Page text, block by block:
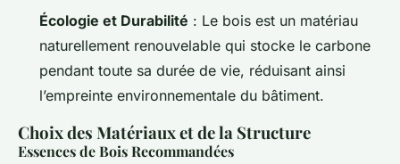
Écologie et Durabilité : Le bois est un matériau
naturellement renouvelable qui stocke le carbone
pendant toute sa durée de vie, réduisant ainsi
l’empreinte environnementale du bâtiment.
Choix des Matériaux et de la Structure
Essences de Bois Recommandées